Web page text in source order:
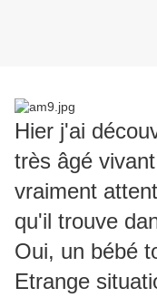
Hier j'ai
très âgé
vraiment
qu'il trouve
Oui, un bébé
Etrange